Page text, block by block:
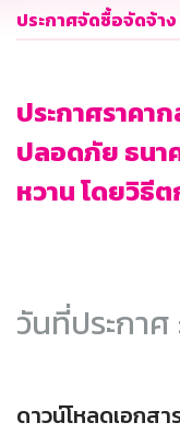
ประกาศจัดซื้อจัดจ้า
ประกาศราคา
ปลอดภัย ธนา
หวาน โดยวิธี
วันที่ประกาศ
ดาวน์โหลดเอกสา